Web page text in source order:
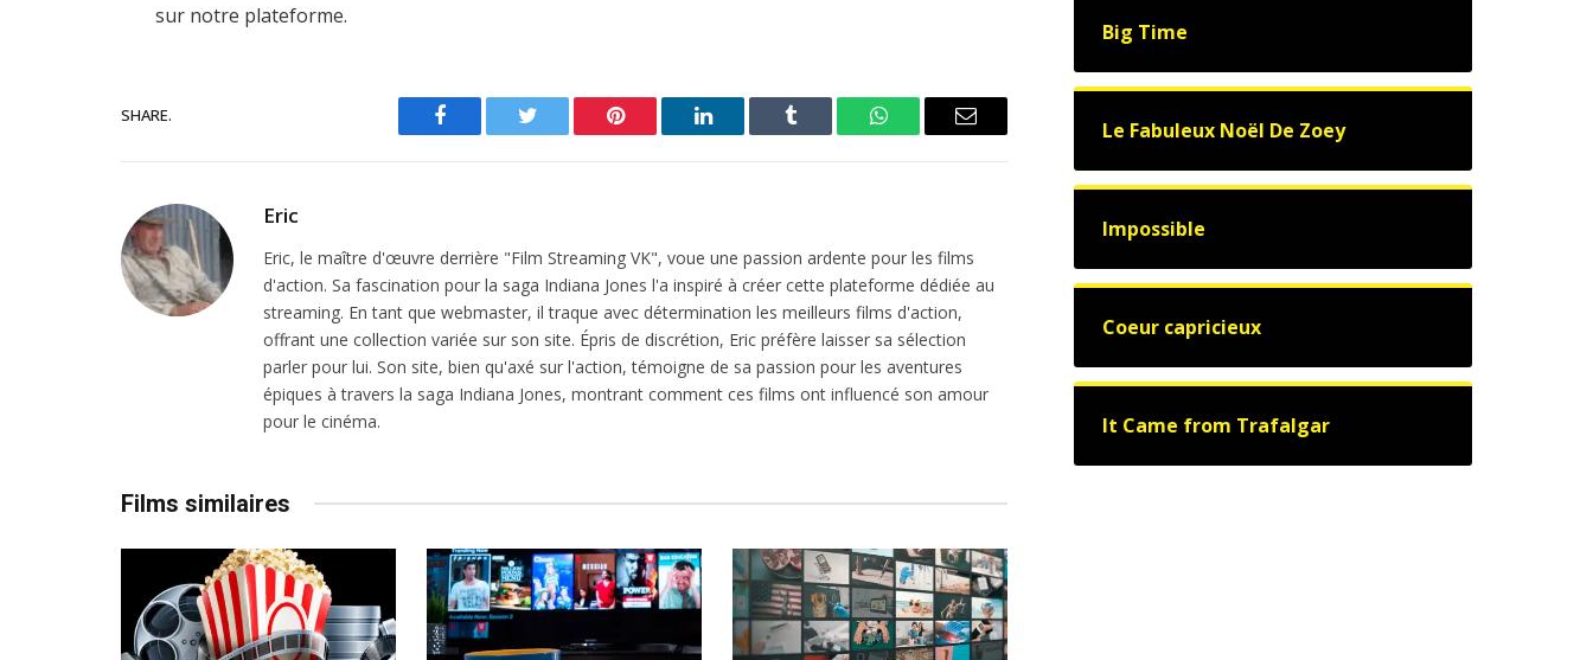
sur notre plateforme.
SHARE.
Facebook Twitter Pinterest LinkedIn Tumblr WhatsAppEmail
Eric
Eric, le maître d'œuvre derrière "Film Streaming VK", voue une passion ardente pour les films
d'action. Sa fascination pour la saga Indiana Jones l'a inspiré à créer cette plateforme dédiée au
streaming. En tant que webmaster, il traque avec détermination les meilleurs films d'action,
offrant une collection variée sur son site. Épris de discrétion, Eric préfère laisser sa sélection
parler pour lui. Son site, bien qu'axé sur l'action, témoigne de sa passion pour les aventures
épiques à travers la saga Indiana Jones, montrant comment ces films ont influencé son amour
pour le cinéma.
Films similaires
Big Time
Le Fabuleux Noël De Zoey
Impossible
Coeur capricieux
It Came from Trafalgar